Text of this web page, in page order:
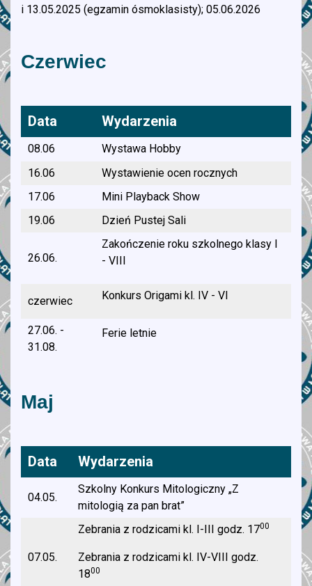
i 13.05.2025 (egzamin ósmoklasisty); 05.06.2026
Czerwiec
Data Wydarzenia
08.06
Wystawa Hobby
16.06
Wystawienie ocen rocznych
17.06
Mini Playback Show
19.06
Dzień Pustej Sali
26.06.
Zakończenie roku szkolnego klasy I
- VIII
czerwiec Konkurs Origami kl. IV - VI
27.06. -
31.08.
Ferie letnie
Maj
Data Wydarzenia
04.05.
Szkolny Konkurs Mitologiczny „Z
mitologią za pan brat”
07.05.
Zebrania z rodzicami kl. I-III godz. 1700
Zebrania z rodzicami kl. IV-VIII godz.
1800